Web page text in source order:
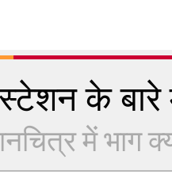
के
में भाग